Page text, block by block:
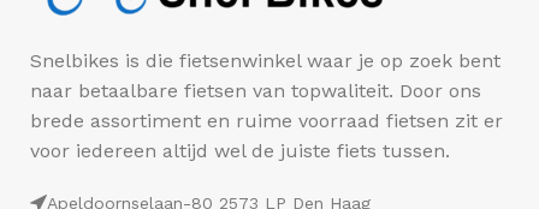
Snelbikes is die fietsenwinkel waar je op zoek bent
naar betaalbare fietsen van topwaliteit. Door ons
brede assortiment en ruime voorraad fietsen zit er
voor iedereen altijd wel de juiste fiets tussen.
Apeldoornselaan-80 2573 LP Den Haag